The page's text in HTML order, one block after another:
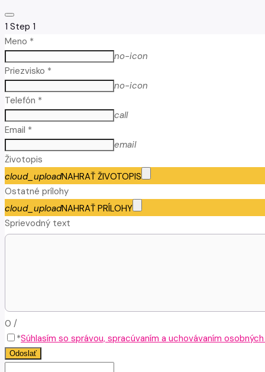
1 Step 1
Meno *
no-icon
Priezvisko *
no-icon
Telefón *
call
Email *
email
Životopis
cloud_uploadNAHRAŤ ŽIVOTOPIS
Ostatné prílohy
cloud_uploadNAHRAŤ PRÍLOHY
Sprievodný text
0 /
*Súhlasím so správou, spracúvaním a uchovávaním
Odoslať